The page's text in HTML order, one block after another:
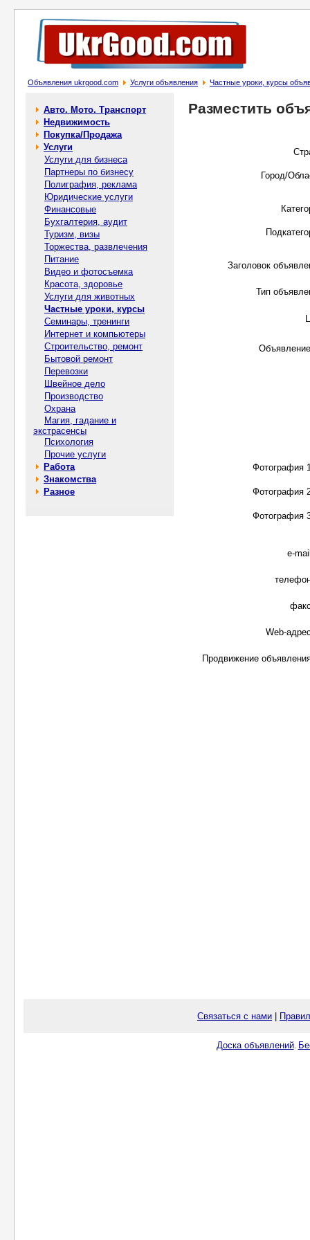
Объявления ukrgood.com Услуги объявления Частные уроки, курсы
Авто. Мото. Транспорт
Недвижимость
Покупка/Продажа
Услуги
Услуги для бизнеса
Партнеры по бизнесу
Полиграфия, реклама
Юридические услуги
Финансовые
Бухгалтерия, аудит
Туризм, визы
Торжества, развлечения
Питание
Видео и фотосъемка
Красота, здоровье
Услуги для животных
Частные уроки, курсы
Семинары, тренинги
Интернет и компьютеры
Строительство, ремонт
Бытовой ремонт
Перевозки
Швейное дело
Производство
Охрана
Магия, гадание и
экстрасенсы
Психология
Прочие услуги
Работа
Знакомства
Разное
Разместить
Город/
Заголовок
Тип
Объявление
Фотография
Фотография
Фотография
e-
Web-
Продвижение
Связаться с нами
Доска объявлений.